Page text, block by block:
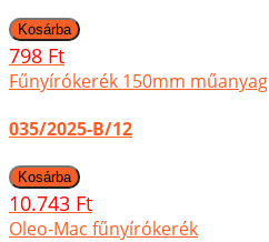
798 Ft
Fűnyírókerék 150mm műanyag
035/2025-B/12
10.743 Ft
Oleo-Mac fűnyírókerék